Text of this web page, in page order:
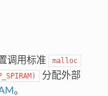
调用标准 malloc
分配外部
。